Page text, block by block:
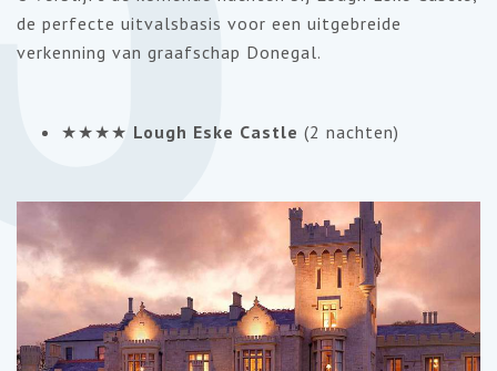
de perfecte uitvalsbasis voor een uitgebreide
verkenning van graafschap Donegal.
★★★★ Lough Eske Castle (2 nachten)